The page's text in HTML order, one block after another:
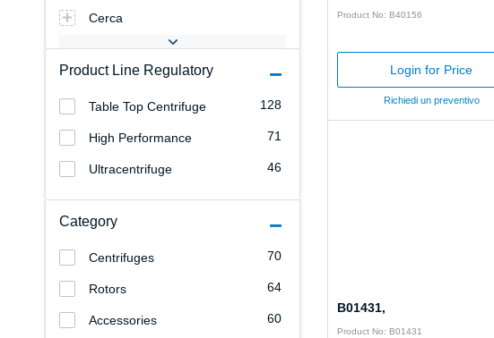
Cerca
Product Line Regulatory
128
Table Top Centrifuge
71
High Performance
46
Ultracentrifuge
Category
70
Centrifuges
64
Rotors
60
Accessories
Product No: B40156
Login for Price
Richiedi un preventivo
B01431,
Product No: B01431